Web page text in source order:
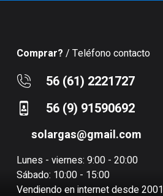
Comprar? / Teléfono contacto
56 (61) 2221727
56 (9) 91590692
solargas@gmail.com
Lunes - viernes: 9:00 - 20:00
Sábado: 10:00 - 15:00
Vendiendo en internet desde 2001